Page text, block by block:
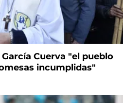
Cuerva "el pueblo
incumplidas"